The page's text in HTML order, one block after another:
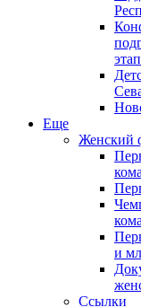
Еще
Женский
и
Ссылки